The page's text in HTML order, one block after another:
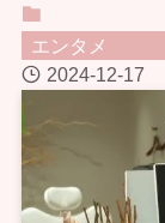
エンタメ
2024-12-17